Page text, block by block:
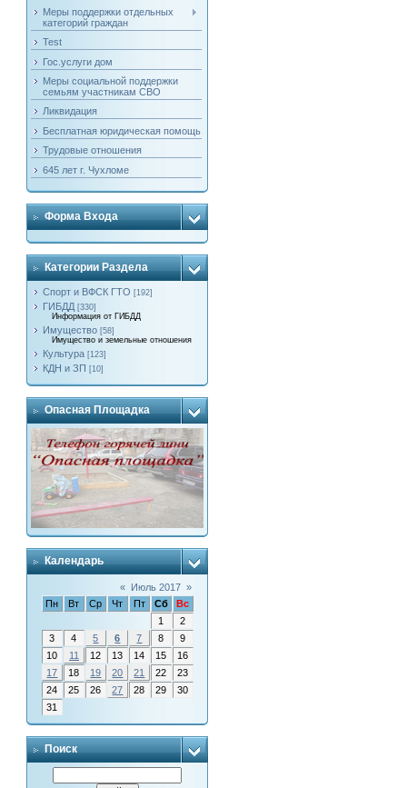
Меры поддержки отдельных
категорий граждан
Test
Гос.услуги дом
Меры социальной поддержки
семьям участникам СВО
Ликвидация
Бесплатная юридическая помощь
Трудовые отношения
645 лет г. Чухломе
Форма Входа
Категории Раздела
Спорт и ВФСК ГТО [192]
ГИБДД [330]
Информация от ГИБДД
Имущество [58]
Имущество и земельные отношения
Культура [123]
КДН и ЗП [10]
Опасная Площадка
Календарь
« Июль 2017 »
Пн
Вт Ср Чт Пт Сб
Вс
1
2
3
4 5 6 7 8
9
10
11 12 13 14 15
16
17
18 19 20 21 22
23
24
25 26 27 28 29
30
31
Поиск